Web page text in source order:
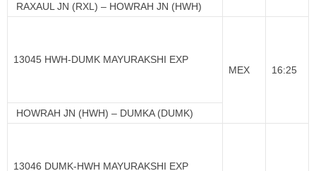
RAXAUL JN (RXL) – HOWRAH JN (HWH)
13045 HWH-DUMK MAYURAKSHI EXP
MEX
16:25
HOWRAH JN (HWH) – DUMKA (DUMK)
13046 DUMK-HWH MAYURAKSHI EXP